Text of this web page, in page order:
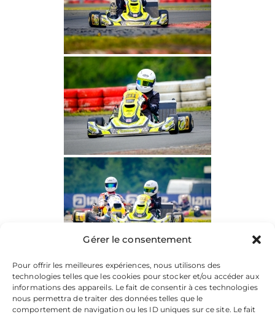
Gérer le consentement
Pour offrir les meilleures expériences, nous utilisons des
technologies telles que les cookies pour stocker et/ou accéder aux
informations des appareils. Le fait de consentir à ces technologies
nous permettra de traiter des données telles que le
comportement de navigation ou les ID uniques sur ce site. Le fait